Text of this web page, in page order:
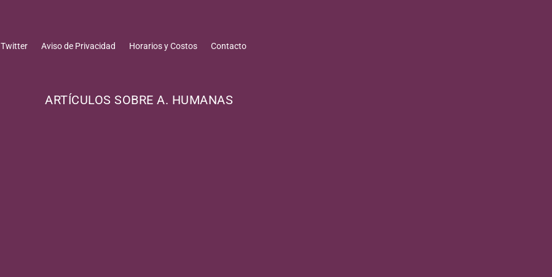
Twitter Aviso de Privacidad Horarios y Costos Contacto
ARTÍCULOS SOBRE A. HUMANAS